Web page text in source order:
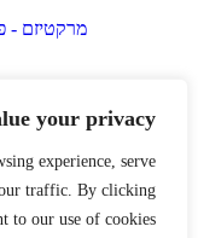
your privacy
experience, serve
our traffic. By clicking
to our use of cookies.
מרקטיזם -